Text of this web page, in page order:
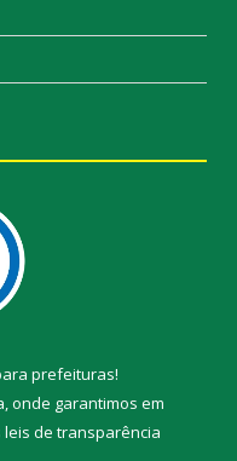
prefeituras!
onde garantimos em
leis de transparência